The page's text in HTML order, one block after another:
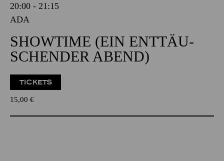
20:00 - 21:15
ADA
SHOW­TIME (EIN ENT­TÄU­
SCHEN­DER ABEND)
TICKETS
15,00 €